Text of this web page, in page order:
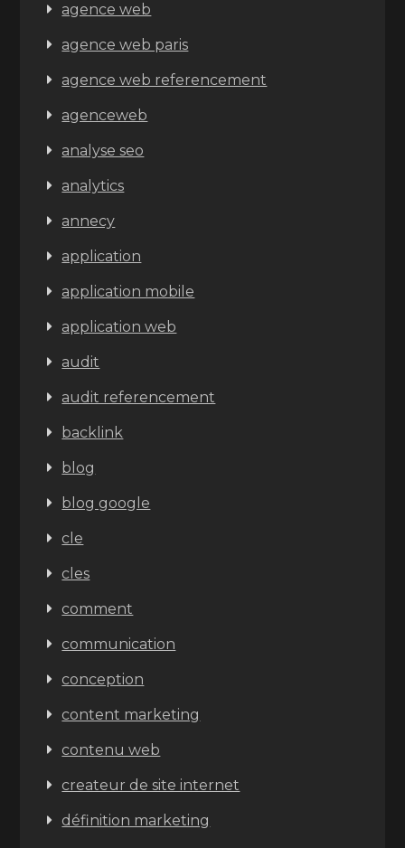
agence web
agence web paris
agence web referencement
agenceweb
analyse seo
analytics
annecy
application
application mobile
application web
audit
audit referencement
backlink
blog
blog google
cle
cles
comment
communication
conception
content marketing
contenu web
createur de site internet
définition marketing